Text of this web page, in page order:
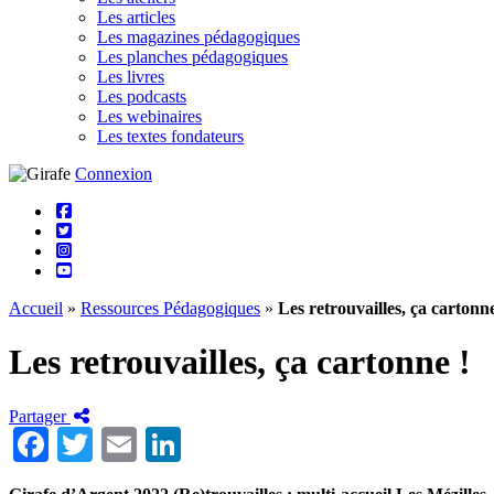
Les articles
Les magazines pédagogiques
Les planches pédagogiques
Les livres
Les podcasts
Les webinaires
Les textes fondateurs
Connexion
Accueil » Ressources Pédagogiques » Les retrouvailles, ça
Les retrouvailles, ça cartonne !
Partager
Facebook
TwitterEmail